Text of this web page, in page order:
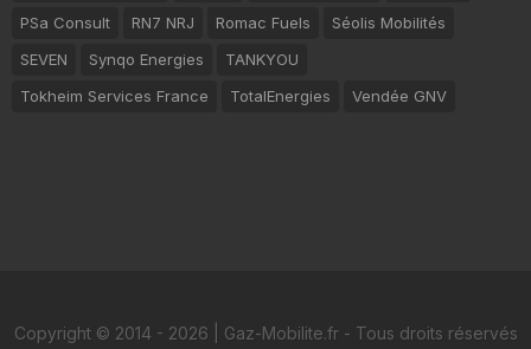
PSa Consult
RN7 NRJ Romac Fuels
Séolis Mobilités
SEVEN
Synqo Energies
TANKYOU
Tokheim Services France
TotalEnergies Vendée GNV
Copyright © 2014 - 2026 | Gaz-Mobilite.fr - Tous droits réservés